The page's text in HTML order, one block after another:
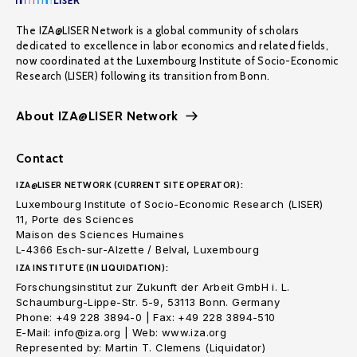
The IZA@LISER Network is a global community of scholars
dedicated to excellence in labor economics and related fields,
now coordinated at the Luxembourg Institute of Socio-Economic
Research (LISER) following its transition from Bonn.
About IZA@LISER Network
Contact
IZA@LISER NETWORK (CURRENT SITE OPERATOR):
Luxembourg Institute of Socio-Economic Research (LISER)
11, Porte des Sciences
Maison des Sciences Humaines
L-4366 Esch-sur-Alzette / Belval, Luxembourg
IZA INSTITUTE (IN LIQUIDATION):
Forschungsinstitut zur Zukunft der Arbeit GmbH i. L.
Schaumburg-Lippe-Str. 5-9, 53113 Bonn. Germany
Phone: +49 228 3894-0 | Fax: +49 228 3894-510
E-Mail: info@iza.org | Web: www.iza.org
Represented by: Martin T. Clemens (Liquidator)